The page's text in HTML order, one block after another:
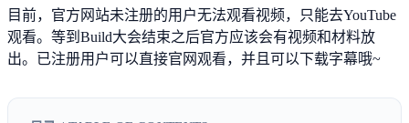
目前，官方网站未注册的用户无法观看视频，只能去YouTube
观看。等到Build大会结束之后官方应该会有视频和材料放
出。已注册用户可以直接官网观看，并且可以下载字幕哦~